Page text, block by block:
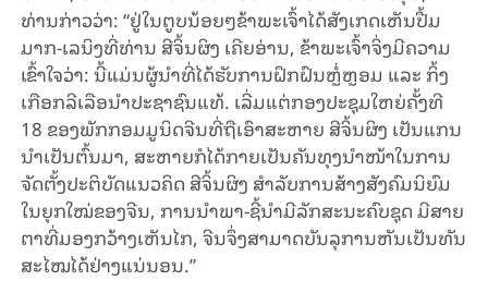
ທ່ານກ່າວ​ວ່າ: “ຢູ່​ໃນ​ຕູບ​ນ້ອຍໆ​​ຂ້າ​ພະ​ເຈົ້​າ​ໄດ້​ສັງ​ເກດ​ເຫັນ​ປື້ມ​
ມາກ​-​ເລ​ນິງທີ່ທ່ານ ສີຈິ້ນຜິງ ເຄີຍອ່ານ, ​ຂ້າ​ພະ​ເຈົ້​າ​ຈິ່ງ​ມີ​ຄວາມ​
ເຂົ້າ​ໃຈ​ວ່າ: ນີ້ແມ່ນຜູ້ນຳ​ທີ່ໄດ້​ຮັບ​ການ​ຝຶກ​ຝົນຫຼໍ່ຫຼອມ ແລະ ກິ້ງ​
ເກືອກ​ລີ​ເລືອ​ນຳ​ປະ​ຊາ​ຊົນແທ້. ເລີ່ມ​ແຕ່ກອງ​ປະ​ຊຸມ​ໃຫຍ່​ຄັ້ງ​ທີ
18 ຂອງ​ພັກ​ກອມ​ມູ​ນິດ​ຈີນ​ທີ່​ຖື​ເອົາ​ສະ​ຫາຍ ​ສີ​ຈິ້ນ​ຜິງ ​ເປັນ​ແກນ​
ນໍາ​ເປັນຕົ້ນມາ, ສະ​ຫາຍ​ກໍ​ໄດ້​ກາຍເປັນ​ຄັນ​ທຸງນໍາໜ້າໃນການ​
ຈັດ​ຕັ້ງ​ປະ​ຕິ​ບັດ​ແນວ​ຄິດ ​ສີ​ຈິ້ນ​ຜິງ ສໍາລັບການ​ສ້າງ​ສັງ​ຄົມ​ນິ​ຍົມ​
ໃນ​ຍຸກ​ໃໝ່ຂອງຈີນ, ​ການ​ນຳ​ພາ​-​ຊີ້​ນຳມີລັກສະນະ​ຄົບ​ຊຸດ ​ມີ​ສາຍ​
ຕາ​ທີ່ມອງກວ້າງເຫັນ​ໄກ, ຈີນ​ຈຶ່ງສາມາດບັນລຸການຫັນ​ເປັນ​ທັນ​
ສະ​ໄໝໄດ້ຢ່າງແນ່ນອນ.”